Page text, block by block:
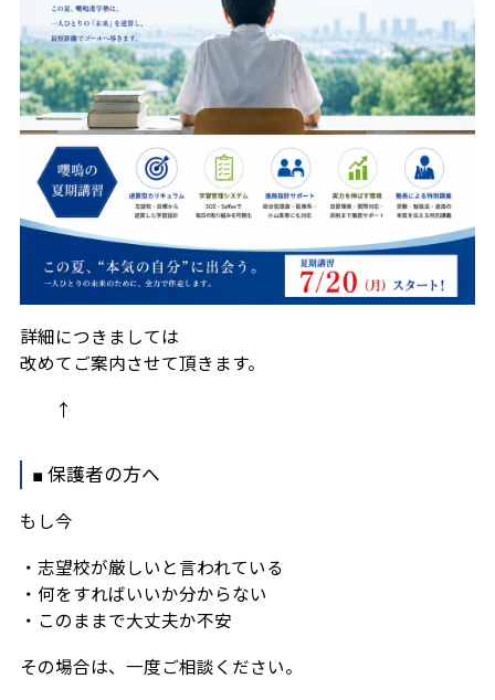
詳細につきましては
改めてご案内させて頂きます。
↑
■ 保護者の方へ
もし今
・志望校が厳しいと言われている
・何をすればいいか分からない
・このままで大丈夫か不安
その場合は、一度ご相談ください。